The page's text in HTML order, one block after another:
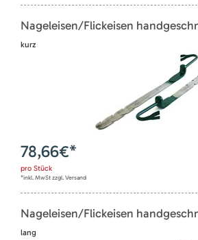
Nageleisen/Flickeisen
kurz
78,66€*
pro Stück
*inkl. MwSt zzgl. Versand
Nageleisen/Flickeisen
lang